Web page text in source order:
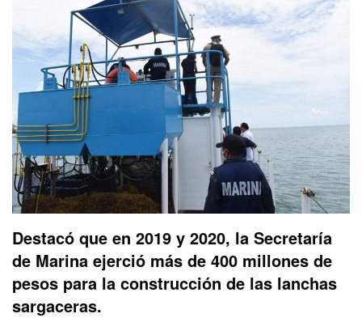
Destacó que en 2019 y 2020, la Secretaría
de Marina ejerció más de 400 millones de
pesos para la construcción de las lanchas
sargaceras.